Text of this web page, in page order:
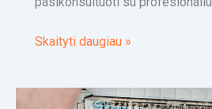
Skaityti daugiau »
Elektriko